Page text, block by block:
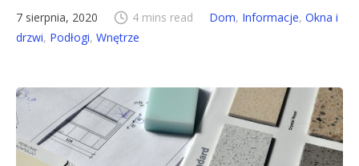
7 sierpnia, 2020 4 mins read Dom, Informacje, Okna i
drzwi, Podłogi, Wnętrze